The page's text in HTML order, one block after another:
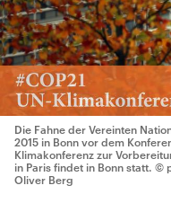
Die Fahne der Vereinten
2015 in Bonn vor dem
Klimakonferenz zur
in Paris findet in Bonn statt. ©
Oliver Berg